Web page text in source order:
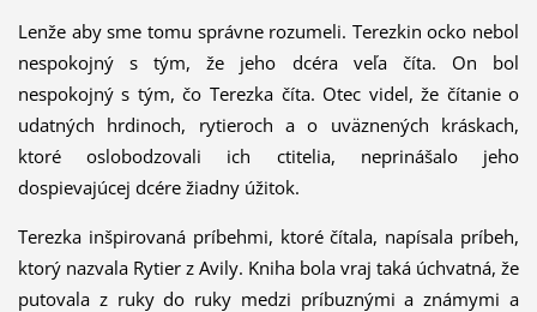
Lenže aby sme tomu správne rozumeli. Terezkin ocko nebol
nespokojný s tým, že jeho dcéra veľa číta. On bol
nespokojný s tým, čo Terezka číta. Otec videl, že čítanie o
udatných hrdinoch, rytieroch a o uväznených kráskach,
ktoré oslobodzovali ich ctitelia, neprinášalo jeho
dospievajúcej dcére žiadny úžitok.
Terezka inšpirovaná príbehmi, ktoré čítala, napísala príbeh,
ktorý nazvala Rytier z Avily. Kniha bola vraj taká úchvatná, že
putovala z ruky do ruky medzi príbuznými a známymi a